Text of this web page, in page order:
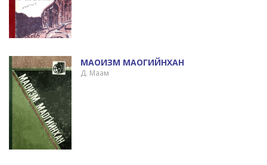
МАОИЗМ МАОГИЙНХАН
Д. Маам